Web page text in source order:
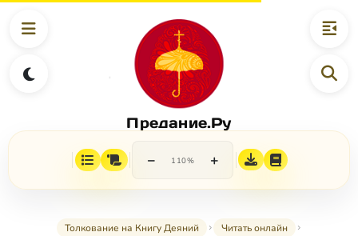
Предание.Ру
− 110% +
Толкование на Книгу Деяний
Читать онлайн